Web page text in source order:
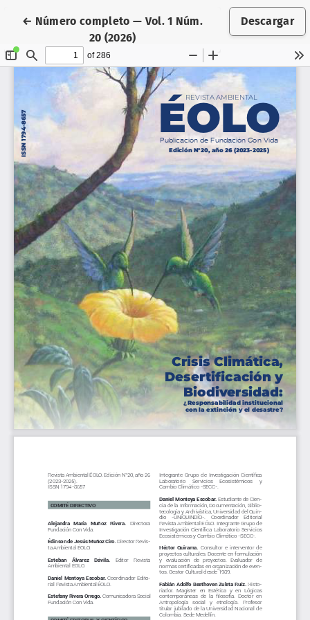
← Volver a los detalles del artículo
Número completo — Vol. 1 Núm.
20 (2026)
Descargar